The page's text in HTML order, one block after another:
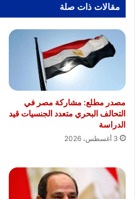
صور
مقالات ذات صلة
مصدر مطلع: مشاركة مصر في
التحالف البحري متعدد الجنسيات قيد
الدراسة
3 أغسطس، 2026